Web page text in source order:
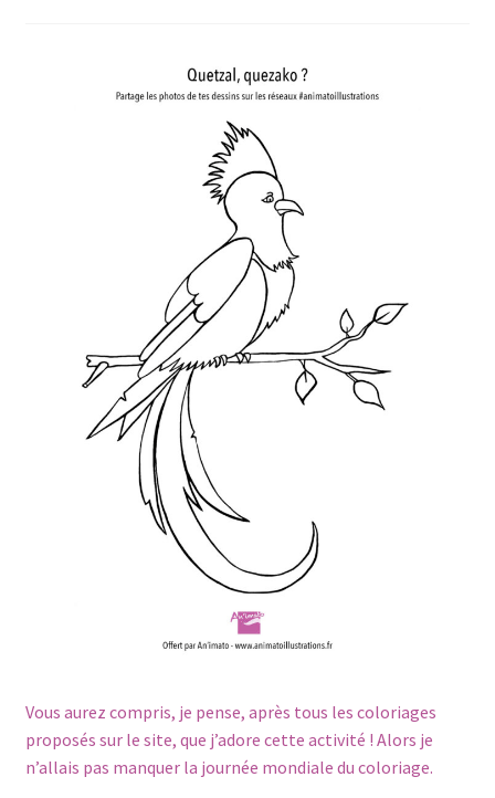
Vous aurez compris, je pense, après tous les coloriages
proposés sur le site, que j’adore cette activité ! Alors je
n’allais pas manquer la journée mondiale du coloriage.